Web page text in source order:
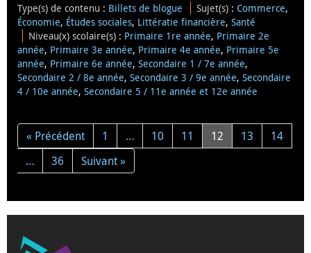
Type(s) de contenu : Billets de blogue Sujet(s) :Commerce,
Économie, Études sociales, Littératie financière, Santé
Niveau(x) scolaire(s) : Primaire 1re année, Primaire 2e
année, Primaire 3e année, Primaire 4e année, Primaire 5e
année, Primaire 6e année, Secondaire 1 / 7e année,
Secondaire 2 / 8e année, Secondaire 3 / 9e année, Secondaire
4 / 10e année, Secondaire 5 / 11e année et 12e année
« Précédent 1 … 10 11 12 13
14
…
36 Suivant »